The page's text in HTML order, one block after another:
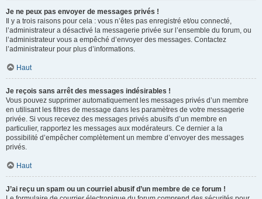
Je ne peux pas envoyer de messages privés !
Il y a trois raisons pour cela : vous n’êtes pas enregistré et/ou connecté,
l’administrateur a désactivé la messagerie privée sur l’ensemble du forum, ou
l’administrateur vous a empêché d’envoyer des messages. Contactez
l’administrateur pour plus d’informations.
Haut
Je reçois sans arrêt des messages indésirables !
Vous pouvez supprimer automatiquement les messages privés d’un membre
en utilisant les filtres de message dans les paramètres de votre messagerie
privée. Si vous recevez des messages privés abusifs d’un membre en
particulier, rapportez les messages aux modérateurs. Ce dernier a la
possibilité d’empêcher complètement un membre d’envoyer des messages
privés.
Haut
J’ai reçu un spam ou un courriel abusif d’un membre de ce forum !